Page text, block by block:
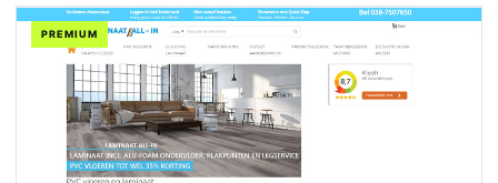
PREMIUM